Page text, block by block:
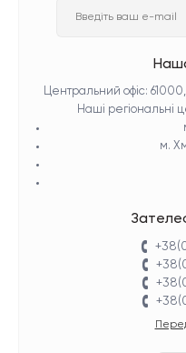
Центральний офіс:
Наші регіональні
м.